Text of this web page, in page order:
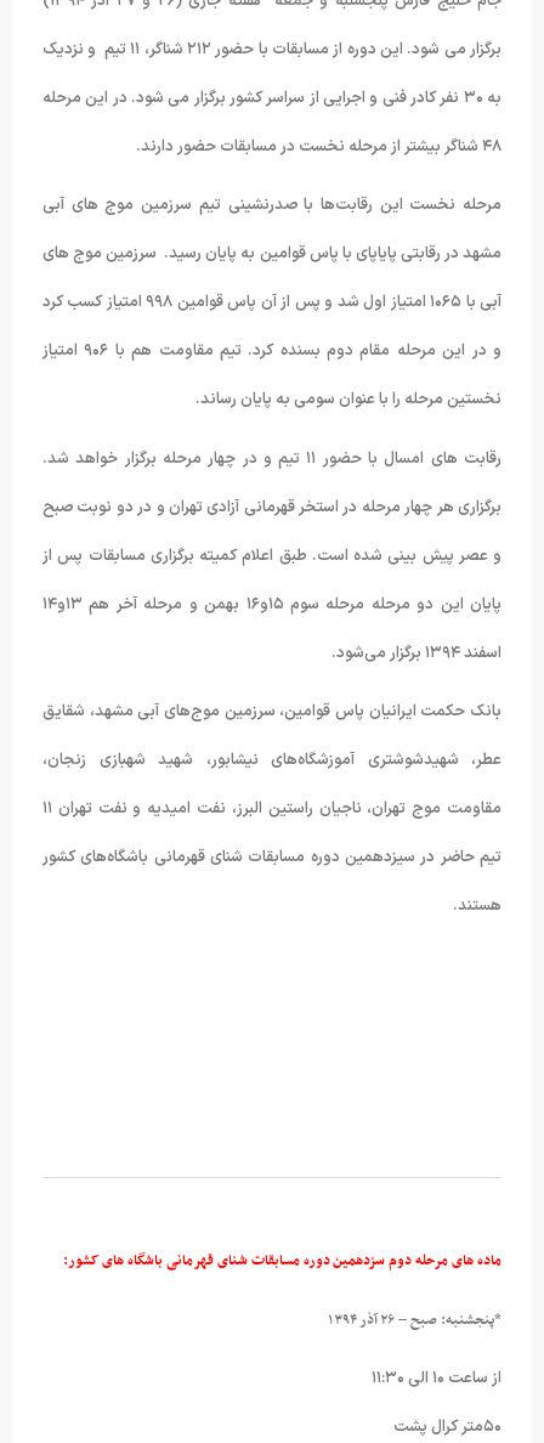
برگزار می شود. این دوره از مسابقات با حضور ۲۱۲ شناگر، ۱۱ تیم و نزدیک
به ۳۰ نفر کادر فنی و اجرایی از سراسر کشور برگزار می شود. در این مرحله
۴۸ شناگر بیشتر از مرحله نخست در مسابقات حضور دارند.
مرحله نخست این رقابت‌ها با صدرنشینی تیم سرزمین موج های آبی
مشهد در رقابتی پایاپای با پاس قوامین به پایان رسید. سرزمین موج های
آبی با ۱۰۶۵ امتیاز اول شد و پس از آن پاس قوامین ۹۹۸ امتیاز کسب کرد
و در این مرحله مقام دوم بسنده کرد. تیم مقاومت هم با ۹۰۶ امتیاز
نخستین مرحله را با عنوان سومی به پایان رساند.
رقابت های امسال با حضور ۱۱ تیم و در چهار مرحله برگزار خواهد شد.
برگزاری هر چهار مرحله در استخر قهرمانی آزادی تهران و در دو نوبت صبح
و عصر پیش بینی شده است. طبق اعلام کمیته برگزاری مسابقات پس از
پایان این دو مرحله مرحله سوم ۱۵و۱۶ بهمن و مرحله آخر هم ۱۳و۱۴
اسفند ۱۳۹۴ برگزار می‌شود.
بانک حکمت ایرانیان پاس قوامین، سرزمین موج‌های آبی مشهد، شقایق
عطر، شهیدشوشتری آموزشگاه‌های نیشابور، شهید شهبازی زنجان،
مقاومت موج تهران، ناجیان راستین البرز، نفت امیدیه و نفت تهران ۱۱
تیم حاضر در سیزدهمین دوره مسابقات شنای قهرمانی باشگاه‌های کشور
هستند.
ماده های مرحله دوم سزدهمین دوره مسابقات شنای قهرمانی باشگاه های کشور:
*پنجشنبه: صبح – ۲۶ آذر ۱۳۹۴
از ساعت ۱۰ الی ۱۱:۳۰
۵۰متر کرال پشت